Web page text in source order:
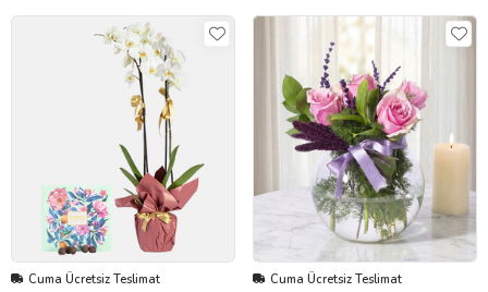
Cuma Ücretsiz Teslimat Cuma Ücretsiz Teslimat